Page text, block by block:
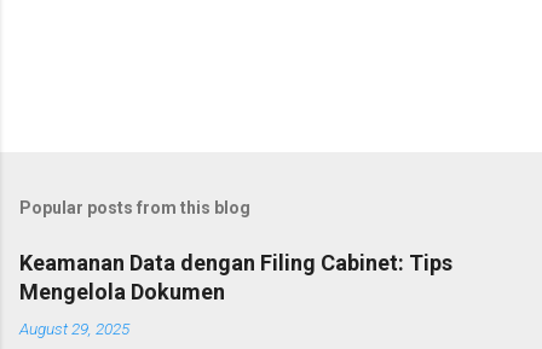
Popular posts from this blog
Keamanan Data dengan Filing Cabinet: Tips
Mengelola Dokumen
August 29, 2025